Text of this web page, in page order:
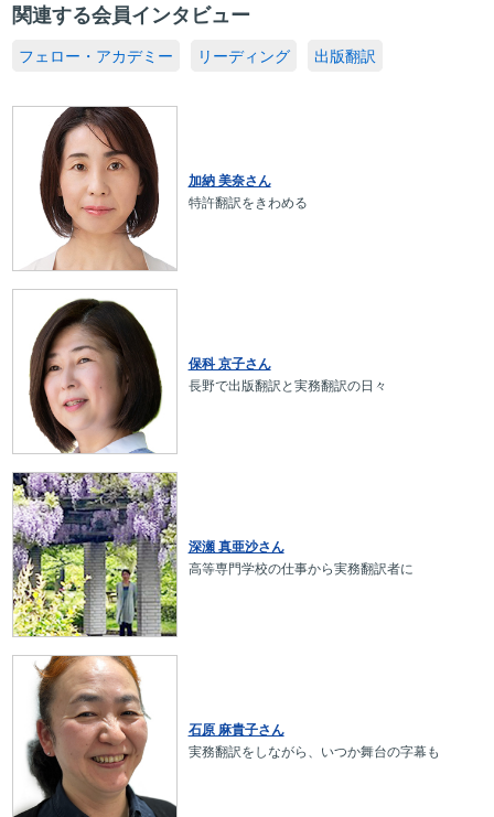
関連する会員インタビュー
フェロー・アカデミー リーディング 出版翻訳
加納 美奈さん
特許翻訳をきわめる
保科 京子さん
長野で出版翻訳と実務翻訳の日々
深瀬 真亜沙さん
高等専門学校の仕事から実務翻訳者に
石原 麻貴子さん
実務翻訳をしながら、いつか舞台の字幕も